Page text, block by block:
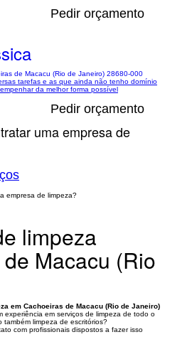
Pedir orçamento
de Macacu (Rio de Janeiro) 28680-000
tarefas e as que ainda não tenho domínio
da melhor forma possível
Pedir orçamento
uma empresa de
limpeza
Macacu (Rio
em Cachoeiras de Macacu (Rio de Janeiro)
experiência em serviços de limpeza de todo o
também limpeza de escritórios?
com profissionais dispostos a fazer isso